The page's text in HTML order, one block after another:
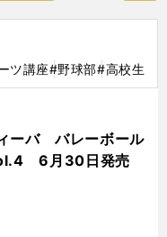
ツ講座#野球部#高校生
ーバ バレーボール
6月30日発売